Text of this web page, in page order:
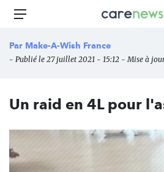
Aller
principal
Carenews,
des
l'engagement
Menu
Par Make-A-Wish France
- Publié le 27 juillet 2021 - 15:12 - Mise à
Un raid en 4L pour